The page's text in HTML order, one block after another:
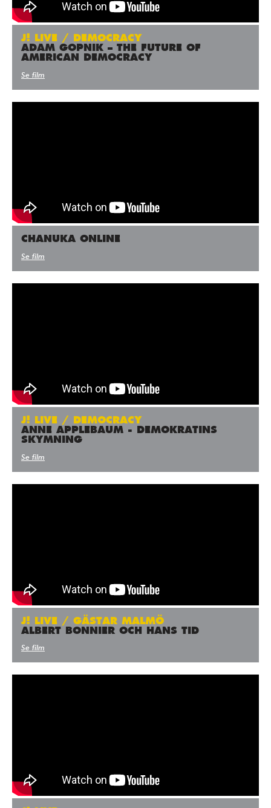
J! LIVE / DEMOCRACY
ADAM GOPNIK – THE FUTURE OF
AMERICAN DEMOCRACY
Se film
CHANUKA ONLINE
Se film
J! LIVE / DEMOCRACY
ANNE APPLEBAUM - DEMOKRATINS
SKYMNING
Se film
J! LIVE / GÄSTAR MALMÖ
ALBERT BONNIER OCH HANS TID
Se film